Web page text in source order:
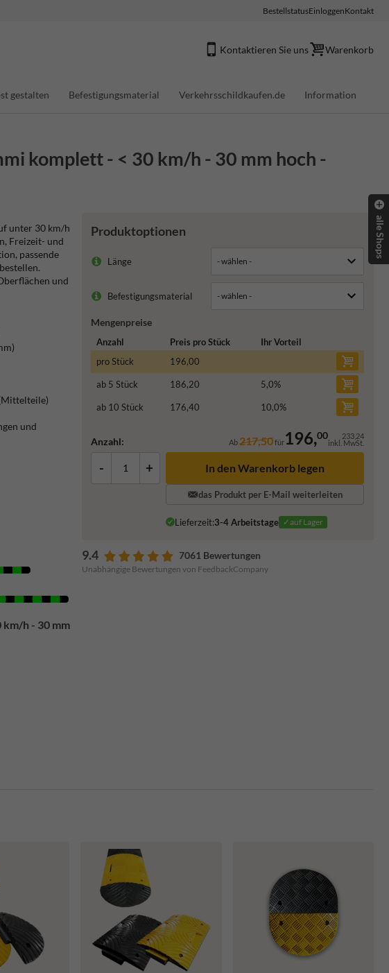
BestellstatusEinloggenKontakt
Kontaktieren Sie uns Warenkorb
gestalten Befestigungsmaterial Verkehrsschildkaufen.de Information
komplett - < 30 km/h - 30 mm hoch -
Produktoptionen
Länge
Befestigungsmaterial
Mengenpreise
Anzahl Preis pro Stück
Ihr Vorteil
pro Stück
196,00
ab 5 Stück 186,20 5,0%
ab 10 Stück 176,40 10,0%
Anzahl: Ab217,50für196,00 233,24
inkl. MwSt.
- + In den Warenkorb legen
das Produkt per E-Mail weiterleiten
Lieferzeit:3-4 Arbeitstage ✓auf Lager
9.4 7061 Bewertungen
Unabhängige Bewertungen von FeedbackCompany
unter 30 km/h
Freizeit- und
passende
und
und
km/h - 30 mm
alle Shops